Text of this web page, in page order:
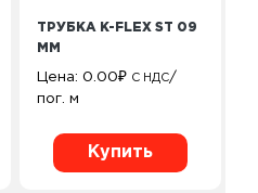
ТРУБКА K-FLEX ST 09
ММ
Цена: 0.00₽ С НДС/
пог. м
Купить